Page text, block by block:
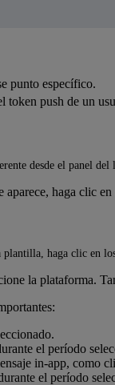
punto específico.
token push de un
desde el panel
haga clic
plantilla, haga clic en
la plataforma.
el período
in-app, como
el período